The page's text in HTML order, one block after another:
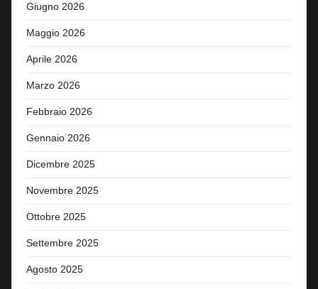
Giugno 2026
Maggio 2026
Aprile 2026
Marzo 2026
Febbraio 2026
Gennaio 2026
Dicembre 2025
Novembre 2025
Ottobre 2025
Settembre 2025
Agosto 2025